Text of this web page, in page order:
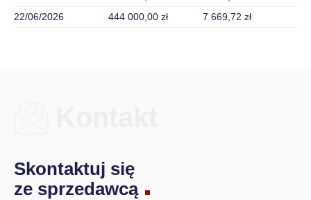
22/06/2026
444 000,00 zł 7 669,72 zł
Skontaktuj się
ze sprzedawcą